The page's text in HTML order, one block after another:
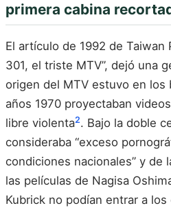
primera cabina
El artículo de 1992 de Taiwan
301, el triste MTV”, dejó una
origen del MTV estuvo en los
años 1970 proyectaban
libre violenta2. Bajo la doble
consideraba “exceso
condiciones nacionales” y de
las películas de Nagisa
Kubrick no podían entrar a